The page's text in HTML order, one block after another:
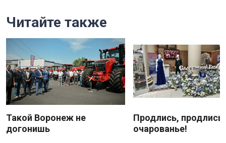
Читайте также
Такой Воронеж не
догонишь
Продлись, продлись
очарованье!